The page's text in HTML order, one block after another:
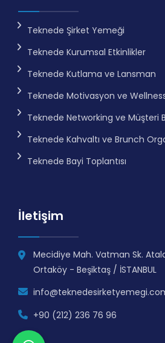
Teknede Şirket Yemeği
Teknede Kurumsal Etkinlikler
Teknede Kutlama ve Lansman
Teknede Motivasyon ve
Teknede Networking ve Müşteri
Teknede Kahvaltı ve Brunch
Teknede Bayi Toplantısı
İletişim
Mecidiye Mah. Vatman Sk.
Ortaköy - Beşiktaş / İSTANBUL
+90 (212) 236 76 96